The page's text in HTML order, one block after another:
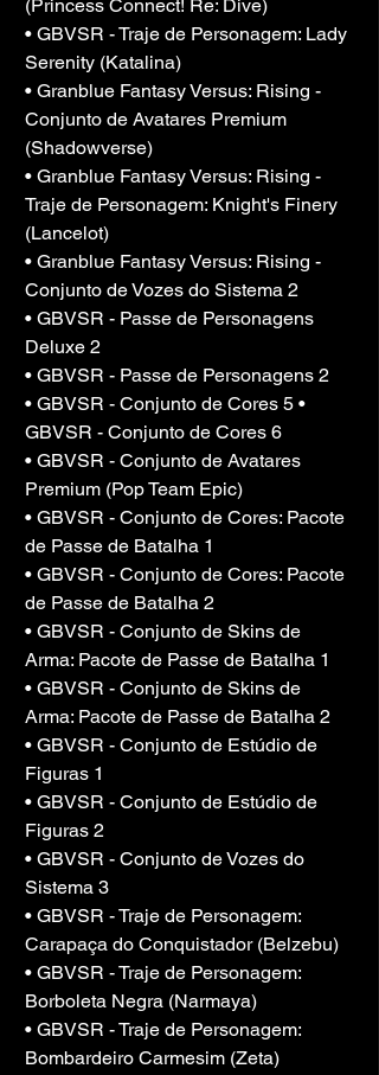
(Princess Connect! Re: Dive)
• GBVSR - Traje de Personagem: Lady
Serenity (Katalina)
• Granblue Fantasy Versus: Rising -
Conjunto de Avatares Premium
(Shadowverse)
• Granblue Fantasy Versus: Rising -
Traje de Personagem: Knight's Finery
(Lancelot)
• Granblue Fantasy Versus: Rising -
Conjunto de Vozes do Sistema 2
• GBVSR - Passe de Personagens
Deluxe 2
• GBVSR - Passe de Personagens 2
• GBVSR - Conjunto de Cores 5 •
GBVSR - Conjunto de Cores 6
• GBVSR - Conjunto de Avatares
Premium (Pop Team Epic)
• GBVSR - Conjunto de Cores: Pacote
de Passe de Batalha 1
• GBVSR - Conjunto de Cores: Pacote
de Passe de Batalha 2
• GBVSR - Conjunto de Skins de
Arma: Pacote de Passe de Batalha 1
• GBVSR - Conjunto de Skins de
Arma: Pacote de Passe de Batalha 2
• GBVSR - Conjunto de Estúdio de
Figuras 1
• GBVSR - Conjunto de Estúdio de
Figuras 2
• GBVSR - Conjunto de Vozes do
Sistema 3
• GBVSR - Traje de Personagem:
Carapaça do Conquistador (Belzebu)
• GBVSR - Traje de Personagem:
Borboleta Negra (Narmaya)
• GBVSR - Traje de Personagem:
Bombardeiro Carmesim (Zeta)